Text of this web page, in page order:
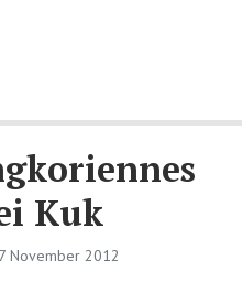
Kuk
November 2012